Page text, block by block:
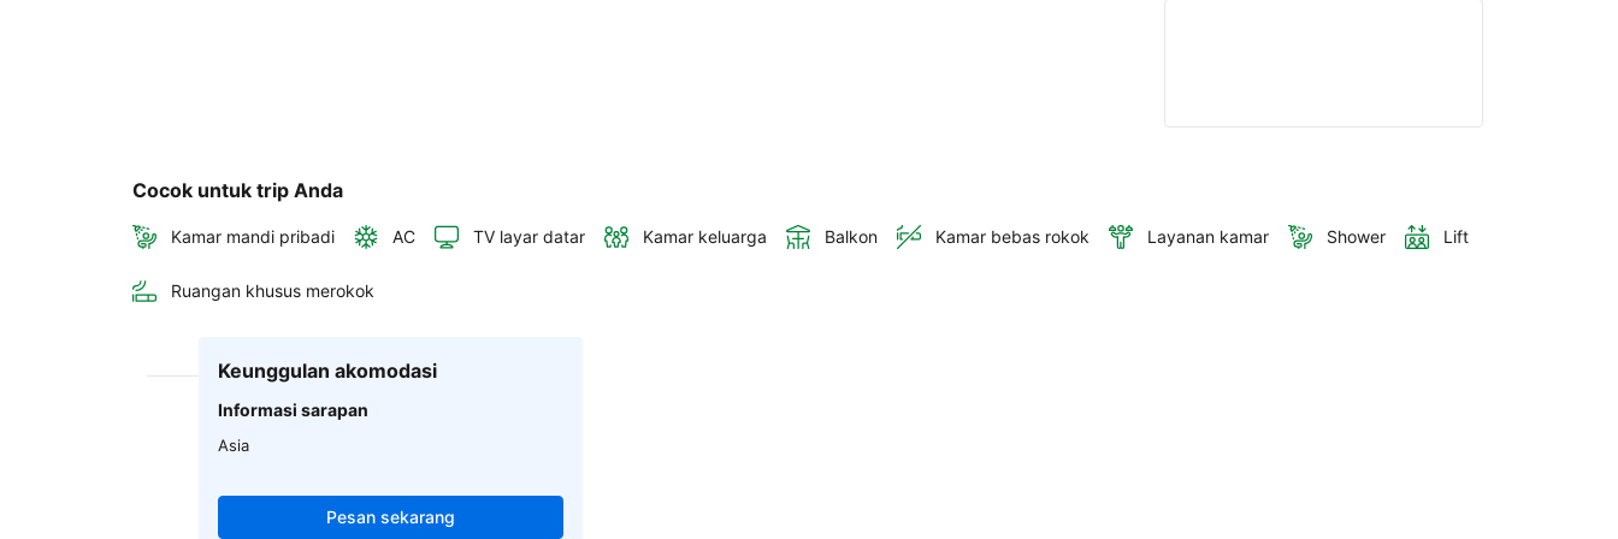
Cocok untuk trip Anda
Kamar mandi pribadi AC TV layar datar Kamar keluarga Balkon Kamar bebas rokok Layanan kamar Shower Lift
Ruangan khusus merokok
Keunggulan akomodasi
Informasi sarapan
Asia
Pesan sekarang